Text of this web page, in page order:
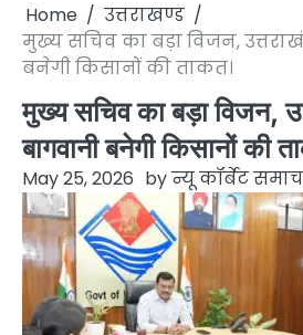
Home
उत्तराखण्ड
मुख्य सचिव का बड़ा विजन,
बनेगी किसानों की ताकत।
मुख्य सचिव का बड़ा विजन,
बागवानी बनेगी किसानों की
May 25, 2026 byन्यू कॉर्बेट